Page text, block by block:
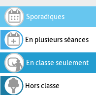
Sporadiques
En plusieurs séances
En classe seulement
Hors classe